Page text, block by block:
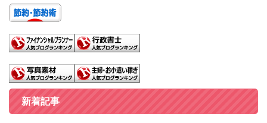
新着記事